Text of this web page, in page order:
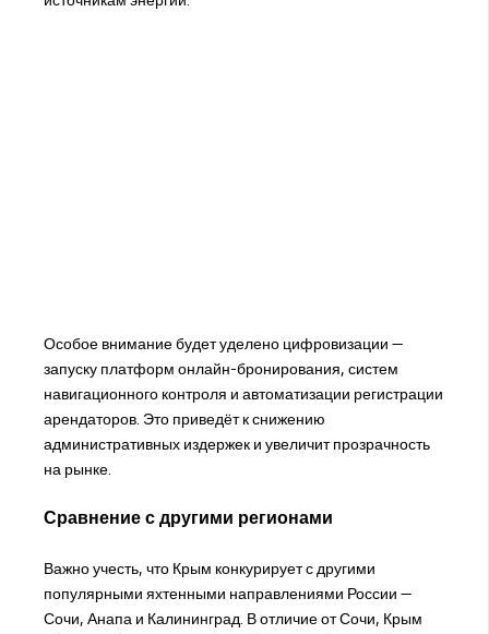
Особое внимание будет уделено цифровизации —
запуску платформ онлайн-бронирования, систем
навигационного контроля и автоматизации регистрации
арендаторов. Это приведёт к снижению
административных издержек и увеличит прозрачность
на рынке.
Сравнение с другими регионами
Важно учесть, что Крым конкурирует с другими
популярными яхтенными направлениями России —
Сочи, Анапа и Калининград. В отличие от Сочи, Крым